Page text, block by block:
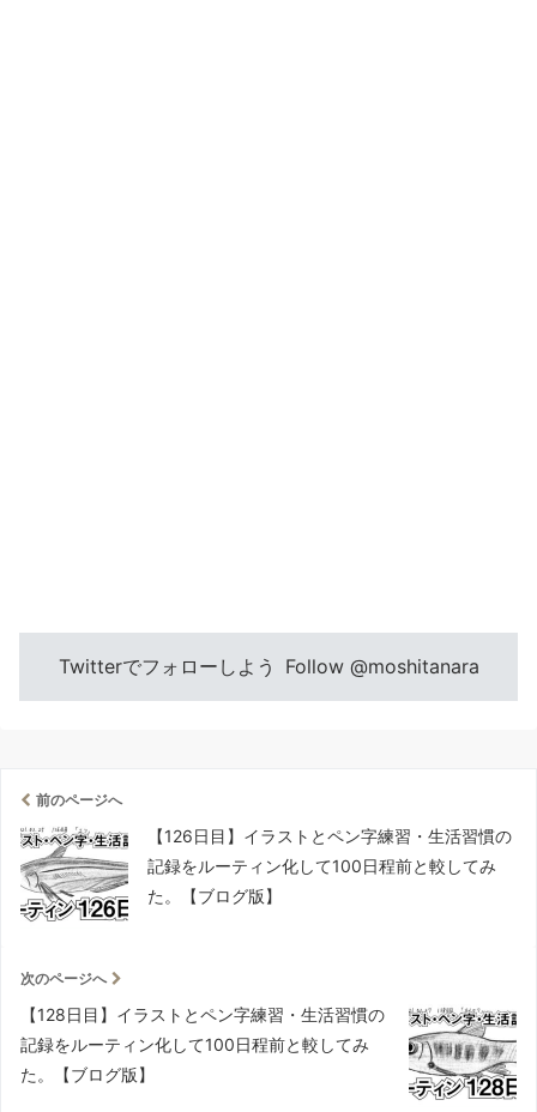
Twitterでフォローしよう Follow @moshitanara
前のページへ
【126日目】イラストとペン字練習・生活習慣の
記録をルーティン化して100日程前と較してみ
た。【ブログ版】
次のページへ
【128日目】イラストとペン字練習・生活習慣の
記録をルーティン化して100日程前と較してみ
た。【ブログ版】